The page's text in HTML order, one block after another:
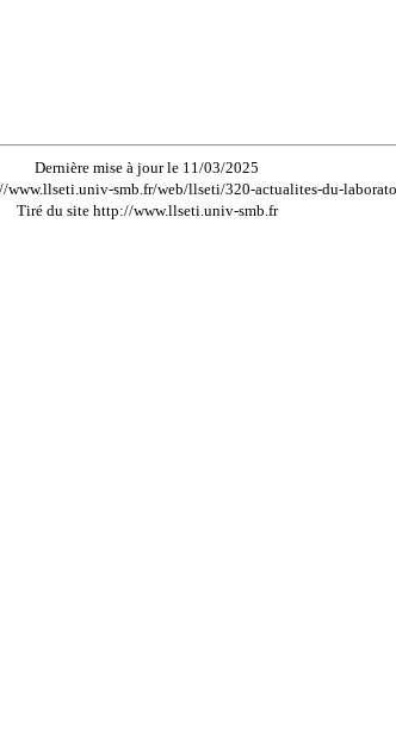
Dernière mise à jour le 11/03/2025
www.llseti.univ-smb.fr/web/llseti/320-actualites-du-
Tiré du site http://www.llseti.univ-smb.fr